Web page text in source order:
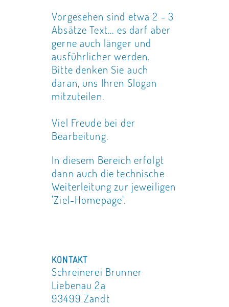
Vorgesehen sind etwa 2 - 3
Absätze Text... es darf aber
gerne auch länger und
ausführlicher werden.
Bitte denken Sie auch
daran, uns Ihren Slogan
mitzuteilen.
Viel Freude bei der
Bearbeitung.
In diesem Bereich erfolgt
dann auch die technische
Weiterleitung zur jeweiligen
'Ziel-Homepage'.
KONTAKT
Schreinerei Brunner
Liebenau 2a
93499 Zandt